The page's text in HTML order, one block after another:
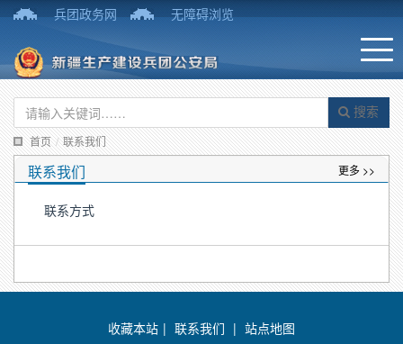
兵团政务网 无障碍浏览
搜索
首页 / 联系我们
联系我们 更多 >>
联系方式
收藏本站 | 联系我们 | 站点地图